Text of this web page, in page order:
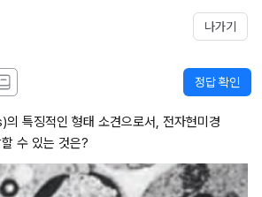
나가기
정답 확인
특징적인 형태 소견으로서, 전자현미경
수 있는 것은?